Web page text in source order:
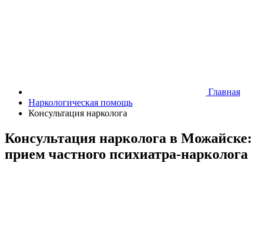
Главная
Наркологическая помощь
Консультация нарколога
Консультация нарколога в Можайске:
прием частного психиатра-нарколога